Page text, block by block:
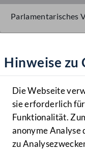
Hilfe
Benutzer
MENÜ
Hinweise zu
Die Webseite
sie erforderlich
Funktionalität.
anonyme
zu
Parlamentarisches